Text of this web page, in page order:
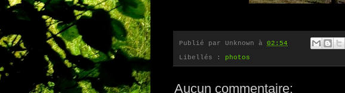
Publié par Unknown à 02:54
Libellés : photos
Aucun commentaire: